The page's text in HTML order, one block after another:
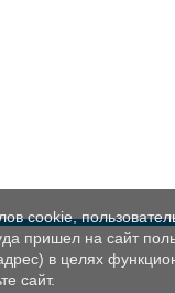
cookie,
пришел на сайт
в целях
сайт.